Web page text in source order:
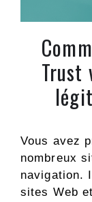
Trust
Vous avez
nombreux
navigation.
sites Web